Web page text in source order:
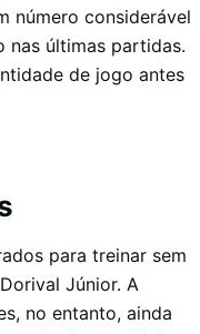
número considerável
nas últimas partidas.
de jogo antes
para treinar sem
Júnior. A
no entanto, ainda